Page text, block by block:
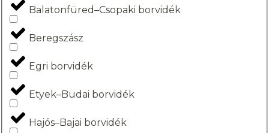
Balatonfüred–Csopaki borvidék
Beregszász
Egri borvidék
Etyek–Budai borvidék
Hajós–Bajai borvidék